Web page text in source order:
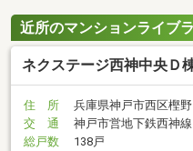
近所のマンションライブ
ネクステージ西神中央Ｄ
住 所
兵庫県神戸市西区樫
交 通
神戸市営地下鉄西神
総戸数
138戸